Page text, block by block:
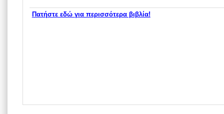
Πατήστε εδώ για περισσότερα βιβλία!